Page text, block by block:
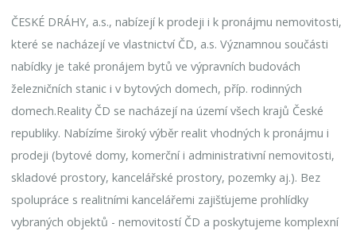
ČESKÉ DRÁHY, a.s., nabízejí k prodeji i k pronájmu nemovitosti,
které se nacházejí ve vlastnictví ČD, a.s. Významnou součásti
nabídky je také pronájem bytů ve výpravních budovách
železničních stanic i v bytových domech, příp. rodinných
domech.Reality ČD se nacházejí na území všech krajů České
republiky. Nabízíme široký výběr realit vhodných k pronájmu i
prodeji (bytové domy, komerční i administrativní nemovitosti,
skladové prostory, kancelářské prostory, pozemky aj.). Bez
spolupráce s realitními kancelářemi zajišťujeme prohlídky
vybraných objektů - nemovitostí ČD a poskytujeme komplexní